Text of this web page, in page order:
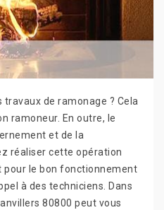
de ramonage ? Cela
ramoneur. En outre, le
et de la
réaliser cette opération
pour le bon fonctionnement
à des techniciens. Dans
80800 peut vous